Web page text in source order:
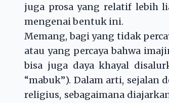
juga prosa yang relatif lebih
mengenai bentuk ini.
Memang, bagi yang tidak
atau yang percaya bahwa
bisa juga daya khayal
“mabuk”). Dalam arti,
religius, sebagaimana